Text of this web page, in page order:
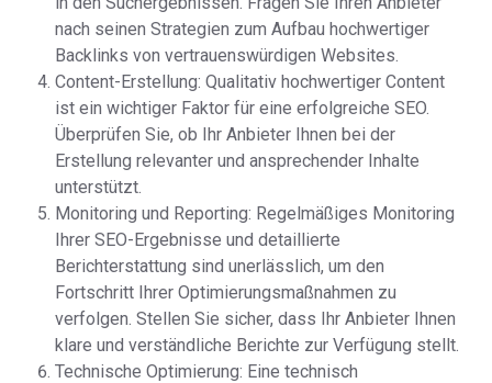
nach seinen Strategien zum Aufbau hochwertiger
Backlinks von vertrauenswürdigen Websites.
Content-Erstellung: Qualitativ hochwertiger Content
ist ein wichtiger Faktor für eine erfolgreiche SEO.
Überprüfen Sie, ob Ihr Anbieter Ihnen bei der
Erstellung relevanter und ansprechender Inhalte
unterstützt.
Monitoring und Reporting: Regelmäßiges Monitoring
Ihrer SEO-Ergebnisse und detaillierte
Berichterstattung sind unerlässlich, um den
Fortschritt Ihrer Optimierungsmaßnahmen zu
verfolgen. Stellen Sie sicher, dass Ihr Anbieter Ihnen
klare und verständliche Berichte zur Verfügung stellt.
Technische Optimierung: Eine technisch